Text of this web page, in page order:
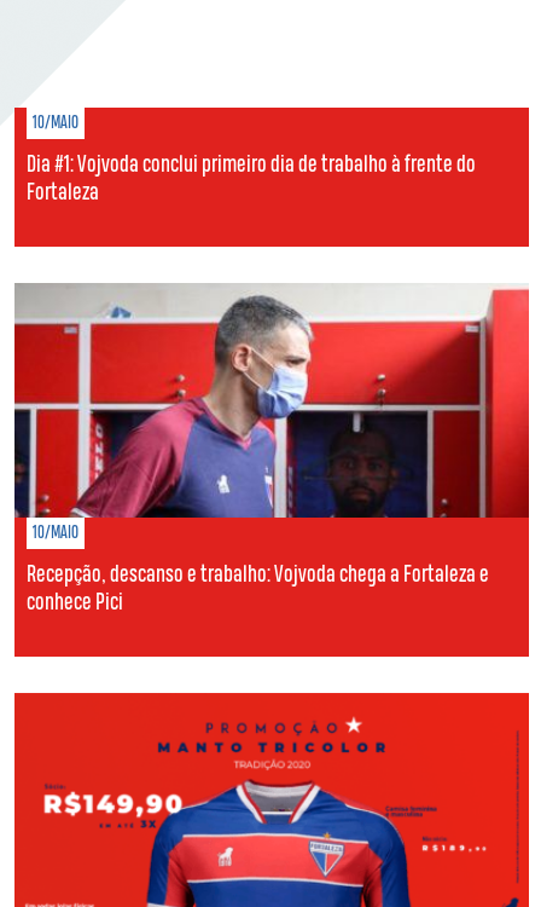
10/MAIO
Dia #1: Vojvoda conclui primeiro dia de trabalho à frente do
Fortaleza
10/MAIO
Recepção, descanso e trabalho: Vojvoda chega a Fortaleza e
conhece Pici